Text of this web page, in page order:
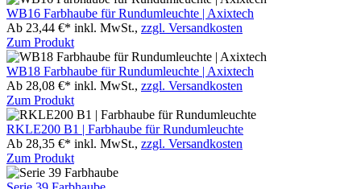
WB16 Farbhaube für Rundumleuchte | Axixtech
Ab 23,44 €* inkl. MwSt., zzgl. Versandkosten
Zum Produkt
WB18 Farbhaube für Rundumleuchte | Axixtech
Ab 28,08 €* inkl. MwSt., zzgl. Versandkosten
Zum Produkt
RKLE200 B1 | Farbhaube für Rundumleuchte
Ab 28,35 €* inkl. MwSt., zzgl. Versandkosten
Zum Produkt